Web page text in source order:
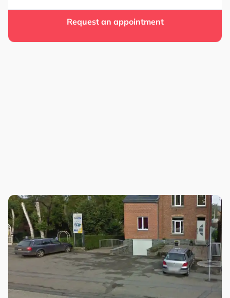
Request an appointment